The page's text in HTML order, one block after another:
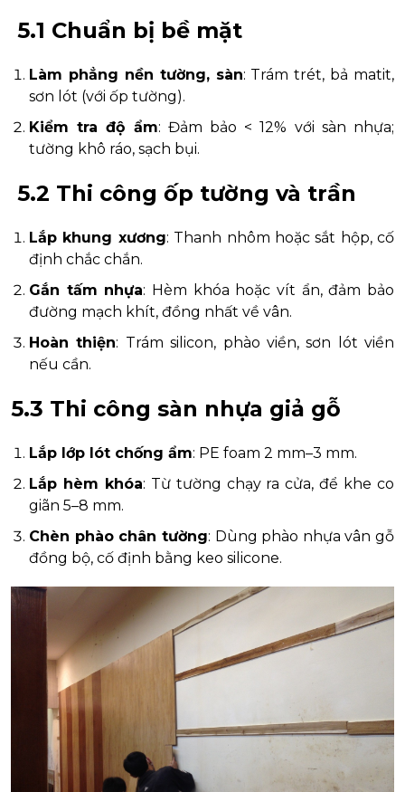
5.1 Chuẩn bị bề mặt
Làm phẳng nền tường, sàn: Trám trét, bả matit,
sơn lót (với ốp tường).
Kiểm tra độ ẩm: Đảm bảo < 12% với sàn nhựa;
tường khô ráo, sạch bụi.
5.2 Thi công ốp tường và trần
Lắp khung xương: Thanh nhôm hoặc sắt hộp, cố
định chắc chắn.
Gắn tấm nhựa: Hèm khóa hoặc vít ẩn, đảm bảo
đường mạch khít, đồng nhất về vân.
Hoàn thiện: Trám silicon, phào viền, sơn lót viền
nếu cần.
5.3 Thi công sàn nhựa giả gỗ
Lắp lớp lót chống ẩm: PE foam 2 mm–3 mm.
Lắp hèm khóa: Từ tường chạy ra cửa, để khe co
giãn 5–8 mm.
Chèn phào chân tường: Dùng phào nhựa vân gỗ
đồng bộ, cố định bằng keo silicone.